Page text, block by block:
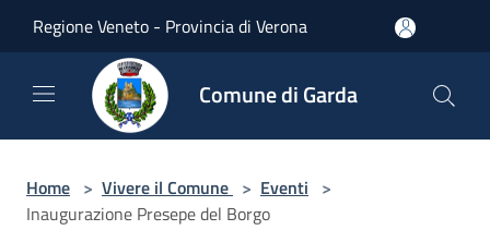
Regione Veneto - Provincia di Verona
Comune di Garda
Home > Vivere il Comune > Eventi >
Inaugurazione Presepe del Borgo